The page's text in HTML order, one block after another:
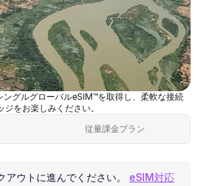
グルグローバルeSIM™を取得し、柔軟な接続
をお楽しみください。
従量課金プラン
アウトに進んでください。
eSIM対応